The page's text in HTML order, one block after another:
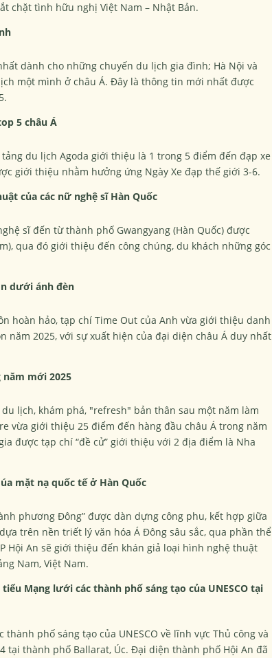
chặt tình hữu nghị Việt Nam – Nhật Bản.
dành cho những chuyến du lịch gia đình; Hà Nội và
một mình ở châu Á. Đây là thông tin mới nhất được
5 châu Á
du lịch Agoda giới thiệu là 1 trong 5 điểm đến đạp xe
giới thiệu nhằm hưởng ứng Ngày Xe đạp thế giới 3-6.
của các nữ nghệ sĩ Hàn Quốc
sĩ đến từ thành phố Gwangyang (Hàn Quốc) được
qua đó giới thiệu đến công chúng, du khách những góc
dưới ánh đèn
hoàn hảo, tạp chí Time Out của Anh vừa giới thiệu danh
năm 2025, với sự xuất hiện của đại diện châu Á duy nhất
năm mới 2025
lịch, khám phá, "refresh" bản thân sau một năm làm
vừa giới thiệu 25 điểm đến hàng đầu châu Á trong năm
được tạp chí “đề cử” giới thiệu với 2 địa điểm là Nha
mặt nạ quốc tế ở Hàn Quốc
phương Đông” được dàn dựng công phu, kết hợp giữa
trên nền triết lý văn hóa Á Đông sâu sắc, qua phần thể
Hội An sẽ giới thiệu đến khán giả loại hình nghệ thuật
Nam, Việt Nam.
Mạng lưới các thành phố sáng tạo của UNESCO tại
phố sáng tạo của UNESCO về lĩnh vực Thủ công và
tại thành phố Ballarat, Úc. Đại diện thành phố Hội An đã